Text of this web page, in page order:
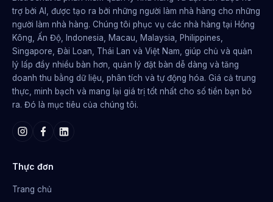
trợ bởi AI, được tạo ra bởi những người làm nhà hàng cho những
người làm nhà hàng. Chúng tôi phục vụ các nhà hàng tại Hồng
Kông, Ấn Độ, Indonesia, Macau, Malaysia, Philippines,
Singapore, Đài Loan, Thái Lan và Việt Nam, giúp chủ và quản
lý lấp đầy nhiều bàn hơn, quản lý đặt bàn dễ dàng và tăng
doanh thu bằng dữ liệu, phân tích và tự động hóa. Giá cả trung
thực, minh bạch và mang lại giá trị tốt nhất cho số tiền bạn bỏ
ra. Đó là mục tiêu của chúng tôi.
Thực đơn
Trang chủ